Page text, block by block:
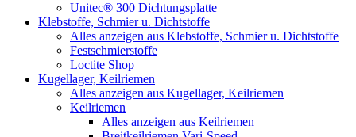
Unitec® 300 Dichtungsplatte
Klebstoffe, Schmier u. Dichtstoffe
Alles anzeigen aus Klebstoffe, Schmier u. Dichtstoffe
Festschmierstoffe
Loctite Shop
Kugellager, Keilriemen
Alles anzeigen aus Kugellager, Keilriemen
Keilriemen
Alles anzeigen aus Keilriemen